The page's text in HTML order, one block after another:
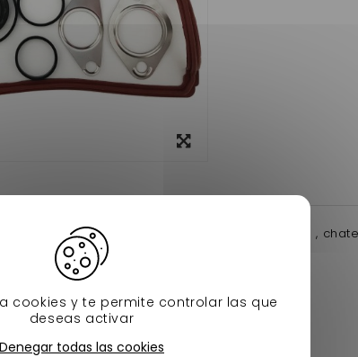
sans permis de marque Ligier , Microcar , dué ,
492 adaptable.
S
misma categoría:
cookies y te permite controlar las que
deseas activar
Denegar todas las cookies